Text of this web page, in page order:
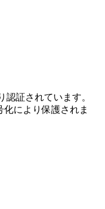
認証されています。
により保護されま